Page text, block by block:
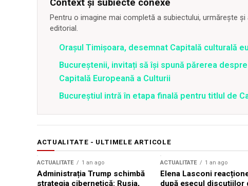
Context și subiecte conexe
Pentru o imagine mai completă a subiectului, urmărește
editorial.
Oraşul Timişoara, desemnat Capitală culturală
Bucureștenii, invitați să își spună părerea
Capitală Europeană a Culturii
Bucureștiul intră în etapa finală pentru titlul de
ACTUALITATE - ULTIMELE ARTICOLE
ACTUALITATE 1 an ago
Administrația Trump schimbă
strategia cibernetică: Rusia,
ACTUALITATE 1 an ago
Elena Lasconi
după eșecul discuțiilor